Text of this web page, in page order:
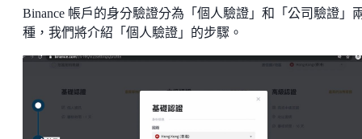
Binance 帳戶的身分驗證分為「個人驗證」和「公司驗證」
種，我們將介紹「個人驗證」的步驟。